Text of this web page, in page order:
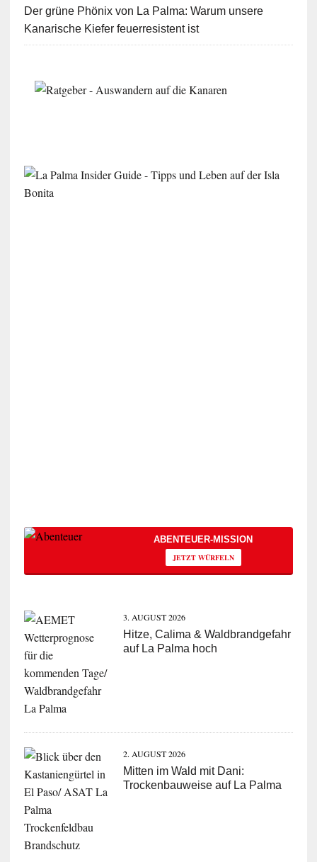
Der grüne Phönix von La Palma: Warum unsere
Kanarische Kiefer feuerresistent ist
ABENTEUER-MISSION
JETZT WÜRFELN
3. AUGUST 2026
Hitze, Calima & Waldbrandgefahr
auf La Palma hoch
2. AUGUST 2026
Mitten im Wald mit Dani:
Trockenbauweise auf La Palma